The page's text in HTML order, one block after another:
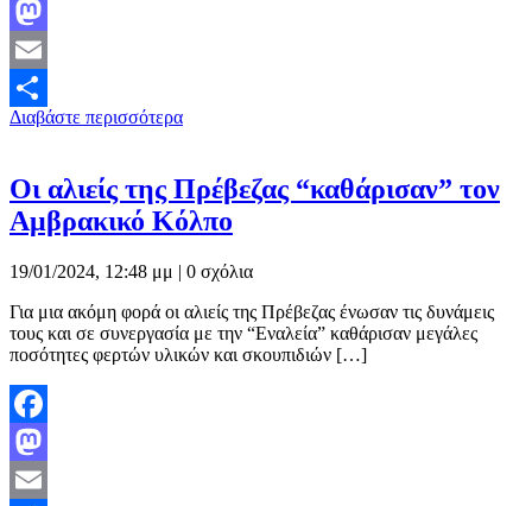
Facebook
Mastodon
Email
Μοιραστείτε
Διαβάστε περισσότερα
Οι αλιείς της Πρέβεζας “καθάρισαν” τον
Αμβρακικό Κόλπο
19/01/2024, 12:48 μμ | 0 σχόλια
Για μια ακόμη φορά οι αλιείς της Πρέβεζας ένωσαν τις δυνάμεις
τους και σε συνεργασία με την “Εναλεία” καθάρισαν μεγάλες
ποσότητες φερτών υλικών και σκουπιδιών […]
Facebook
Mastodon